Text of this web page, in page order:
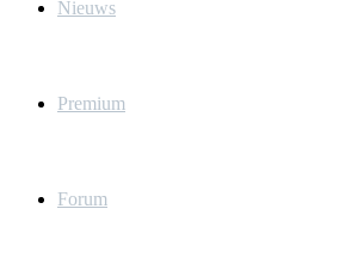
Nieuws
Premium
Forum